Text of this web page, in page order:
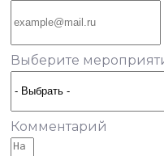
Выберите
Комментарий